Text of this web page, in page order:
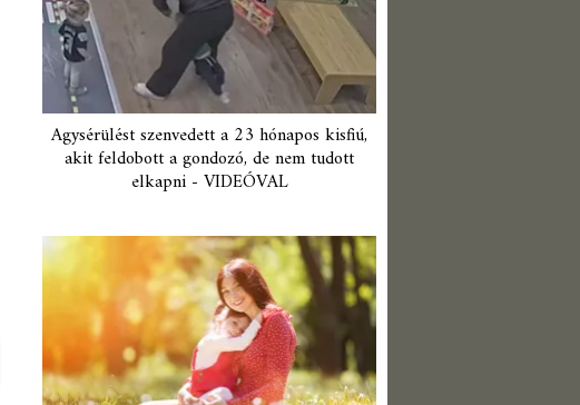
Agysérülést szenvedett a 23 hónapos kisfiú,
akit feldobott a gondozó, de nem tudott
elkapni - VIDEÓVAL